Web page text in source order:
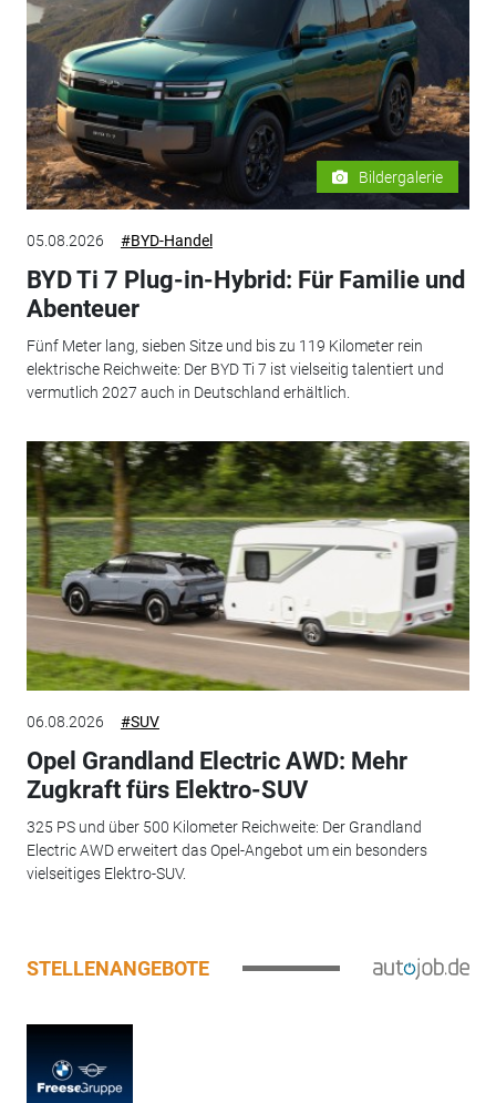
Bildergalerie
05.08.2026 #BYD-Handel
BYD Ti 7 Plug-in-Hybrid: Für Familie und
Abenteuer
Fünf Meter lang, sieben Sitze und bis zu 119 Kilometer rein
elektrische Reichweite: Der BYD Ti 7 ist vielseitig talentiert und
vermutlich 2027 auch in Deutschland erhältlich.
06.08.2026 #SUV
Opel Grandland Electric AWD: Mehr
Zugkraft fürs Elektro-SUV
325 PS und über 500 Kilometer Reichweite: Der Grandland
Electric AWD erweitert das Opel-Angebot um ein besonders
vielseitiges Elektro-SUV.
STELLENANGEBOTE